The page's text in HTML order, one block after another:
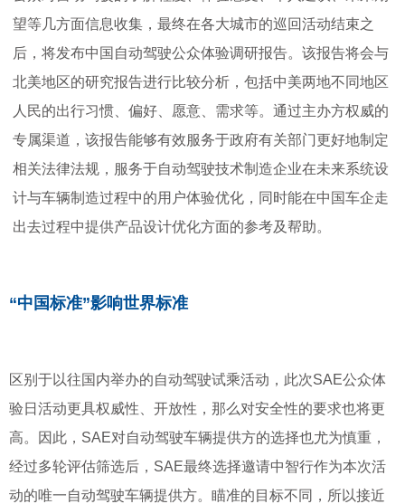
望等几方面信息收集，最终在各大城市的巡回活动结束之
后，将发布中国自动驾驶公众体验调研报告。该报告将会与
北美地区的研究报告进行比较分析，包括中美两地不同地区
人民的出行习惯、偏好、愿意、需求等。通过主办方权威的
专属渠道，该报告能够有效服务于政府有关部门更好地制定
相关法律法规，服务于自动驾驶技术制造企业在未来系统设
计与车辆制造过程中的用户体验优化，同时能在中国车企走
出去过程中提供产品设计优化方面的参考及帮助。
“中国标准”影响世界标准
区别于以往国内举办的自动驾驶试乘活动，此次SAE公众体
验日活动更具权威性、开放性，那么对安全性的要求也将更
高。因此，SAE对自动驾驶车辆提供方的选择也尤为慎重，
经过多轮评估筛选后，SAE最终选择邀请中智行作为本次活
动的唯一自动驾驶车辆提供方。瞄准的目标不同，所以接近